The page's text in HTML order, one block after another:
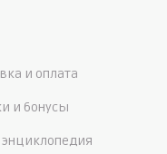
и оплата
и бонусы